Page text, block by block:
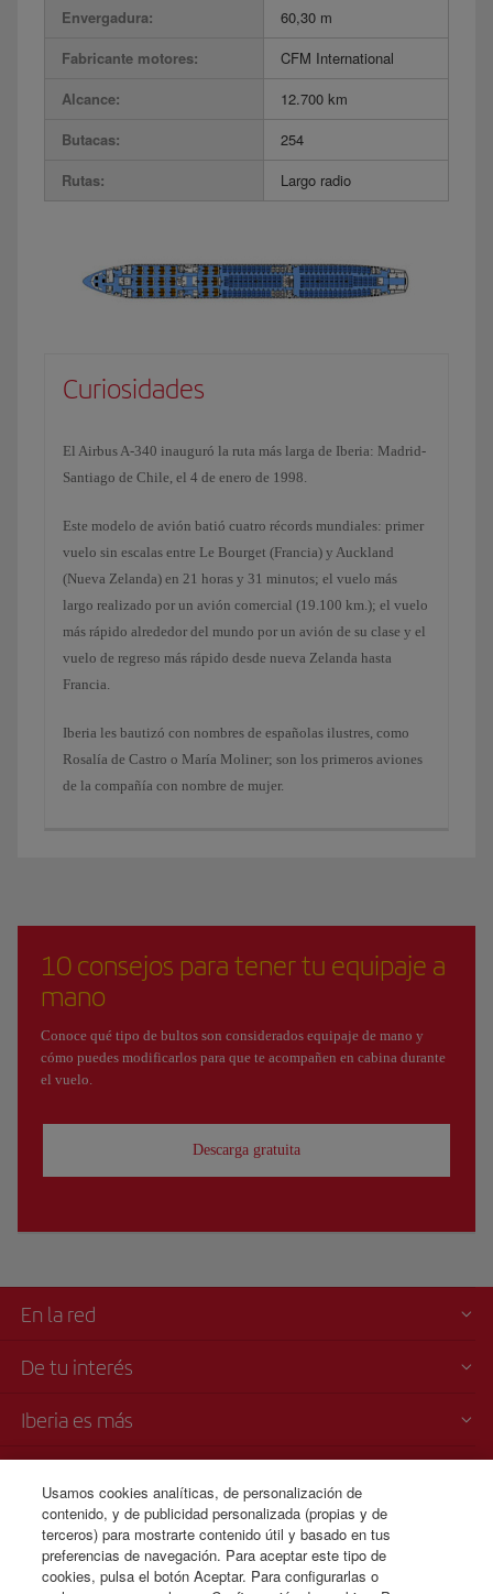
Envergadura:
60,30 m
Fabricante motores:
CFM International
Alcance:
12.700 km
Butacas:
254
Rutas:
Largo radio
Curiosidades
El Airbus A-340 inauguró la ruta más larga de Iberia: Madrid-
Santiago de Chile, el 4 de enero de 1998.
Este modelo de avión batió cuatro récords mundiales: primer
vuelo sin escalas entre Le Bourget (Francia) y Auckland
(Nueva Zelanda) en 21 horas y 31 minutos; el vuelo más
largo realizado por un avión comercial (19.100 km.); el vuelo
más rápido alrededor del mundo por un avión de su clase y el
vuelo de regreso más rápido desde nueva Zelanda hasta
Francia.
Iberia les bautizó con nombres de españolas ilustres, como
Rosalía de Castro o María Moliner; son los primeros aviones
de la compañía con nombre de mujer.
10 consejos para tener tu equipaje a
mano
Conoce qué tipo de bultos son considerados equipaje de mano y
cómo puedes modificarlos para que te acompañen en cabina durante
el vuelo.
Descarga gratuita
En la red
De tu interés
Iberia es más
Venta telefónica de billetes
+593 96 427 6671
Lunes a domingo 00:00 - 24:00 horas ( español e inglés).
Usamos cookies analíticas, de personalización de
contenido, y de publicidad personalizada (propias y de
terceros) para mostrarte contenido útil y basado en tus
preferencias de navegación. Para aceptar este tipo de
cookies, pulsa el botón Aceptar. Para configurarlas o